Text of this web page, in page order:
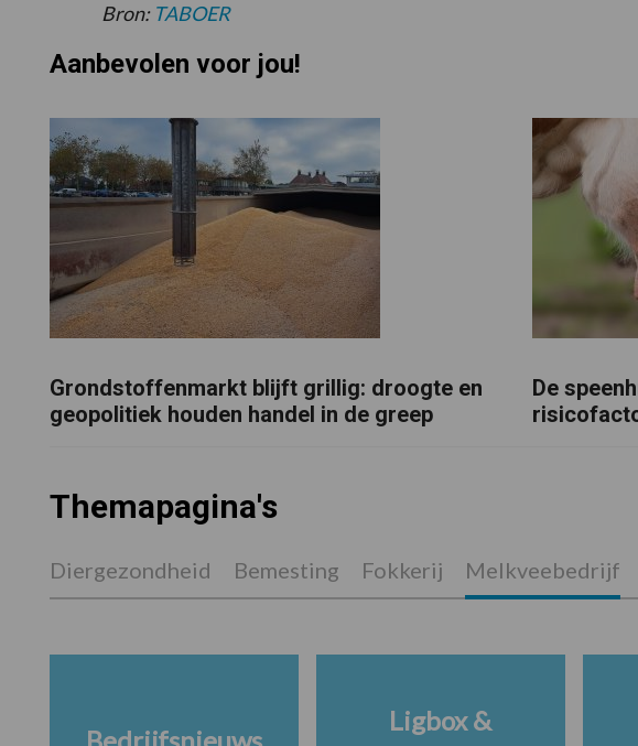
Bron: TABOER
Aanbevolen voor jou!
Grondstoffenmarkt blijft grillig: droogte en
geopolitiek houden handel in de greep
De
Themapagina's
Diergezondheid Bemesting Fokkerij Melkveebedrijf
Ligbox &